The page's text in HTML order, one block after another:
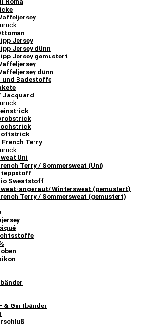
Jersey
Jersey dünn
Jersey gemustert
dünn
und Badestoffe
Jacquard
French Terry
Uni
Terry / Sommersweat (Uni)
Sweatstoff
angeraut/ Wintersweat (gemustert)
Terry / Sommersweat (gemustert)
& Gurtbänder